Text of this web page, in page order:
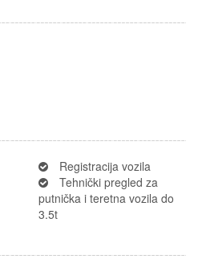
Registracija vozila
Tehnički pregled za
putnička i teretna vozila do
3.5t